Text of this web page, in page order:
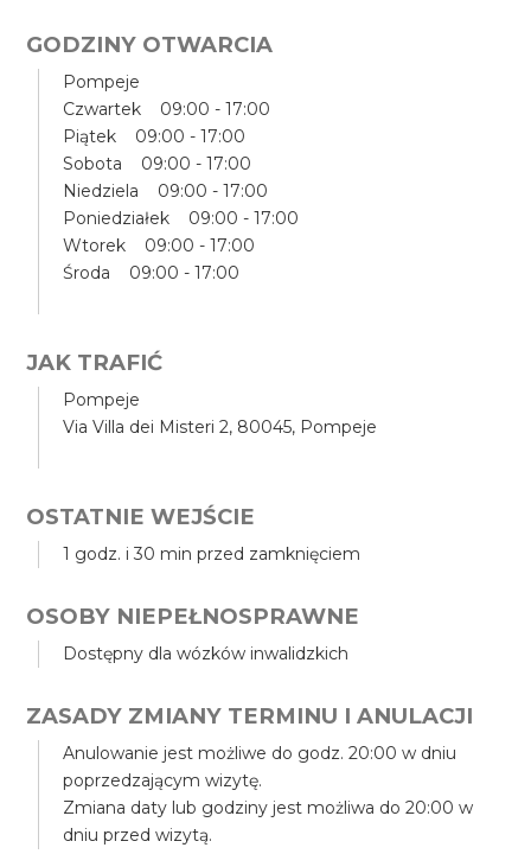
GODZINY OTWARCIA
Pompeje
Czwartek 09:00 - 17:00
Piątek 09:00 - 17:00
Sobota 09:00 - 17:00
Niedziela 09:00 - 17:00
Poniedziałek 09:00 - 17:00
Wtorek 09:00 - 17:00
Środa 09:00 - 17:00
JAK TRAFIĆ
Pompeje
Via Villa dei Misteri 2, 80045, Pompeje
OSTATNIE WEJŚCIE
1 godz. i 30 min przed zamknięciem
OSOBY NIEPEŁNOSPRAWNE
Dostępny dla wózków inwalidzkich
ZASADY ZMIANY TERMINU I ANULACJI
Anulowanie jest możliwe do godz. 20:00 w dniu
poprzedzającym wizytę.
Zmiana daty lub godziny jest możliwa do 20:00 w
dniu przed wizytą.